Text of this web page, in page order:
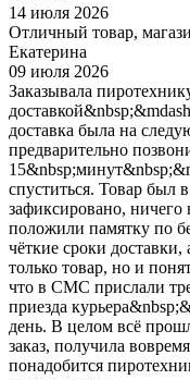
14 июля 2026
Отличный товар,
Екатерина
09 июля 2026
Заказывала
доставка была на
предварительно
спуститься. Товар был
зафиксировано, ничего
положили памятку по
чёткие сроки доставки,
только товар, но и
что в СМС прислали
приезда
день. В целом всё
заказ, получила
понадобится